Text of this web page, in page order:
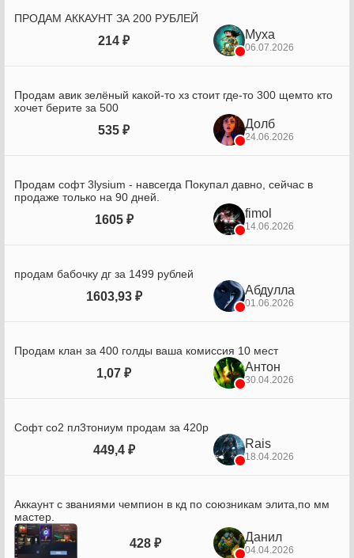
ПРОДАМ АККАУНТ ЗА 200 РУБЛЕЙ
214 ₽ Муха
06.07.2026
Продам авик зелёный какой-то хз стоит где-то 300 щемто кто
хочет берите за 500
535 ₽ Долб
24.06.2026
Продам софт 3lysium - навсегда Покупал давно, сейчас в
продаже только на 90 дней.
1605 ₽ fimol
14.06.2026
продам бабочку дг за 1499 рублей
1603,93 ₽ Абдулла
01.06.2026
Продам клан за 400 голды ваша комиссия 10 мест
1,07 ₽ Антон
30.04.2026
Софт со2 пл3тониум продам за 420р
449,4 ₽ Rais
18.04.2026
Аккаунт с званиями чемпион в кд по союзникам элита,по мм
мастер.
428 ₽ Данил
04.04.2026